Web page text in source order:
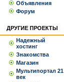
Объявления
Форум
ДРУГИЕ ПРОЕКТЫ
Надежный
хостинг
Знакомства
Магазин
Мультипортал 21
век